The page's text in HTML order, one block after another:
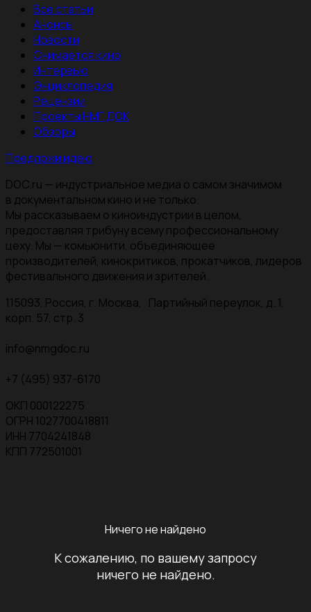
Все статьи
Анонсы
Новости
Снимается кино
Интервью
Энциклопедия
Рецензии
Проекты НМГ ДОК
Обзоры
Предложи идею
DOC.ru — индустриальное медиа о самом значимом
в документальном кино и не только.
Мы рассказываем о киноиндустрии в целом,
предоставляя трибуну всему профессиональному
цеху. Мы — комьюнити, объединяющее
производителей, кинокритиков, прокатчиков, лидеров
фестивального движения и зрителей.
115093, Россия, г. Москва, Партийный переулок, д. 1,
корп. 57, стр. 3
info@nmgdoc.ru
+7 (495) 937-6170
ОКП 000122275
ОГРН 1027700418811
ИНН 7704241848
КПП 772501001
Ничего не найдено
К сожалению, по вашему запросу
ничего не найдено.